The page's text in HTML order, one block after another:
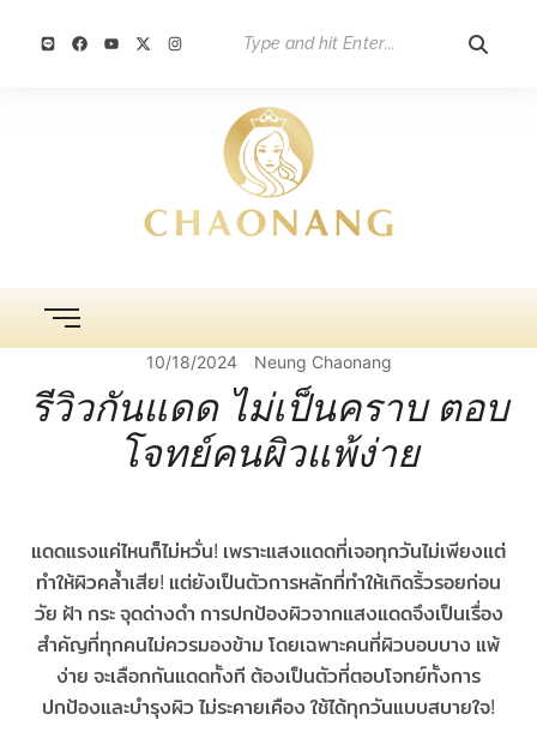
10/18/2024 Neung Chaonang
รีวิวกันแดด ไม่เป็นคราบ ตอบ
โจทย์คนผิวแพ้ง่าย
แดดแรงแค่ไหนก็ไม่หวั่น! เพราะแสงแดดที่เจอทุกวันไม่เพียงแต่
ทำให้ผิวคล้ำเสีย! แต่ยังเป็นตัวการหลักที่ทำให้เกิดริ้วรอยก่อน
วัย ฝ้า กระ จุดด่างดำ การปกป้องผิวจากแสงแดดจึงเป็นเรื่อง
สำคัญที่ทุกคนไม่ควรมองข้าม โดยเฉพาะคนที่ผิวบอบบาง แพ้
ง่าย จะเลือกกันแดดทั้งที ต้องเป็นตัวที่ตอบโจทย์ทั้งการ
ปกป้องและบำรุงผิว ไม่ระคายเคือง ใช้ได้ทุกวันแบบสบายใจ!